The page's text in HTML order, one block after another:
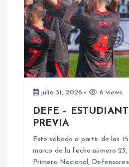
ó
n
d
julio 31, 2026 6 views
DEFE –
PREVIA
Este sábado a partir de las
marco de la fecha número
Primera Nacional,